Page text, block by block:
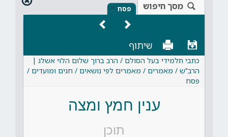
מסך חיפוש פסח ×
שיתוף
כתבי תלמידי בעל הסולם / הרב ברוך שלום הלוי אשלג |
הרב"ש / מאמרים / מאמרים לפי נושאים / חגים ומועדים /
פסח
ענין חמץ ומצה
תוכן